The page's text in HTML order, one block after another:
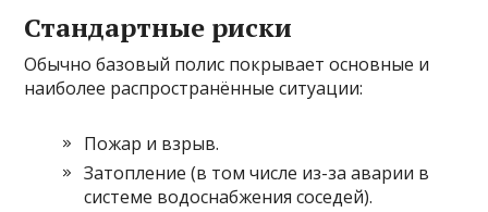
Стандартные риски
Обычно базовый полис покрывает основные и
наиболее распространённые ситуации:
Пожар и взрыв.
Затопление (в том числе из-за аварии в
системе водоснабжения соседей).